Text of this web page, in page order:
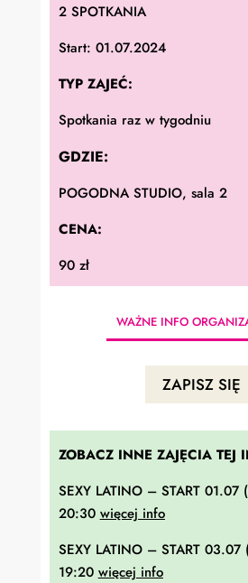
2 SPOTKANIA
Start: 01.07.2024
TYP ZAJEĆ:
Spotkania raz w tygodniu
GDZIE:
POGODNA STUDIO, sala 2
CENA:
90 zł
WAŻNE INFO
ZAPISZ SIĘ
ZOBACZ INNE ZAJĘCIA TEJ
SEXY LATINO – START 01.07
20:30 więcej info
SEXY LATINO – START 03.07
19:20 więcej info